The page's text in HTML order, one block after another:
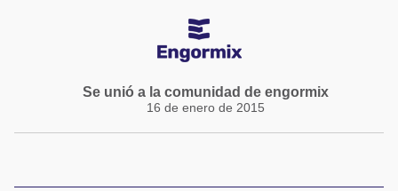
Se unió a la comunidad de engormix
16 de enero de 2015